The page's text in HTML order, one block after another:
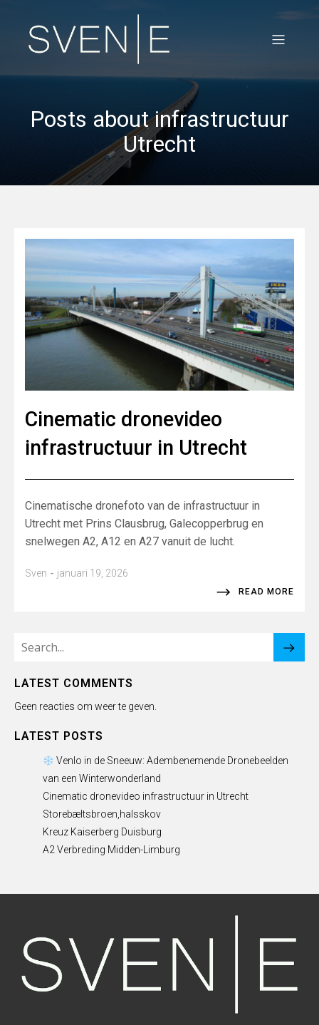
Posts about infrastructuur
Utrecht
Cinematic dronevideo
infrastructuur in Utrecht
Cinematische dronefoto van de infrastructuur in
Utrecht met Prins Clausbrug, Galecopperbrug en
snelwegen A2, A12 en A27 vanuit de lucht.
Sven - januari 19, 2026
READ MORE
LATEST COMMENTS
Geen reacties om weer te geven.
LATEST POSTS
Venlo in de Sneeuw: Adembenemende Dronebeelden
van een Winterwonderland
Cinematic dronevideo infrastructuur in Utrecht
Storebæltsbroen,halsskov
Kreuz Kaiserberg Duisburg
A2 Verbreding Midden-Limburg